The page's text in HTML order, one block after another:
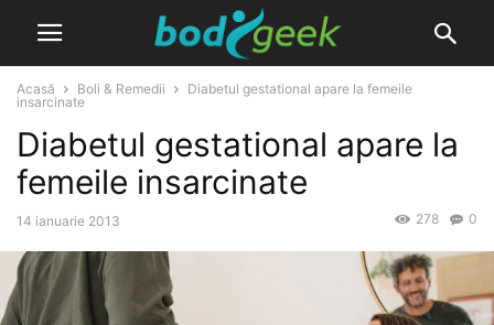
Acasă Boli & Remedii
Diabetul gestational apare la femeile
insarcinate
Diabetul gestational apare la
femeile insarcinate
14 ianuarie 2013 0
278